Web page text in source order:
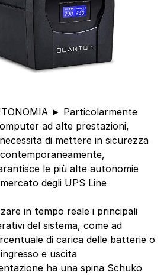
► Particolarmente
ad alte prestazioni,
di mettere in sicurezza
le più alte autonomie
degli UPS Line
in tempo reale i principali
del sistema, come ad
di carica delle batterie o
e uscita
ha una spina Schuko